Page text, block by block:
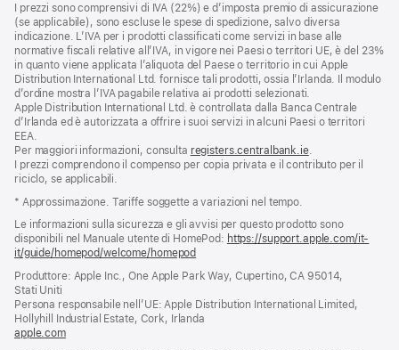
di
pagina
a
piè
di
pagina
I prezzi sono comprensivi di IVA (22%) e d’imposta premio di assicurazione
(se applicabile), sono escluse le spese di spedizione, salvo diversa
indicazione. L’IVA per i prodotti classificati come servizi in base alle
normative fiscali relative all’IVA, in vigore nei Paesi o territori UE, è del 23%
in quanto viene applicata l’aliquota del Paese o territorio in cui Apple
Distribution International Ltd. fornisce tali prodotti, ossia l’Irlanda. Il modulo
d’ordine mostra l’IVA pagabile relativa ai prodotti selezionati.
Apple Distribution International Ltd. è controllata dalla Banca Centrale
d’Irlanda ed è autorizzata a offrire i suoi servizi in alcuni Paesi o territori
EEA.
Per maggiori informazioni, consulta registers.centralbank.ie.
I prezzi comprendono il compenso per copia privata e il contributo per il
riciclo, se applicabili.
* Approssimazione. Tariffe soggette a variazioni nel tempo.
Le informazioni sulla sicurezza e gli avvisi per questo prodotto sono
disponibili nel Manuale utente di HomePod: https://support.apple.com/it-
it/guide/homepod/welcome/homepod
una
finestra)
Produttore: Apple Inc., One Apple Park Way, Cupertino, CA 95014,
Stati Uniti
Persona responsabile nell’UE: Apple Distribution International Limited,
Hollyhill Industrial Estate, Cork, Irlanda
apple.com(si